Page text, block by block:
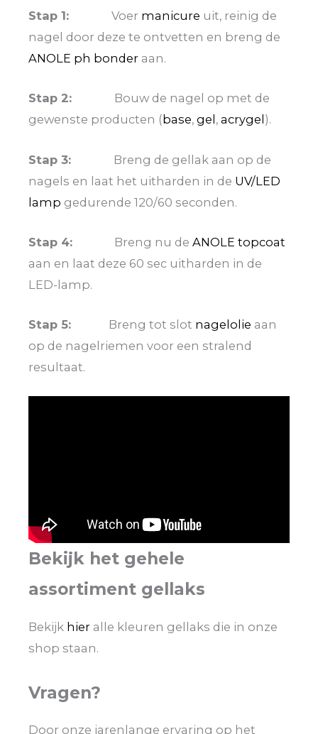
Stap 1: Voer manicure uit, reinig de
nagel door deze te ontvetten en breng de
ANOLE ph bonder aan.
Stap 2: Bouw de nagel op met de
gewenste producten (base, gel , acrygel ).
Stap 3: Breng de gellak aan op de
nagels en laat het uitharden in de UV/LED
lamp gedurende 120/60 seconden.
Stap 4: Breng nu de ANOLE topcoat
aan en laat deze 60 sec uitharden in de
LED-lamp.
Stap 5: Breng tot slot nagelolie aan
op de nagelriemen voor een stralend
resultaat.
Bekijk het gehele
assortiment gellaks
Bekijk hier alle kleuren gellaks die in onze
shop staan.
Vragen?
Door onze jarenlange ervaring op het